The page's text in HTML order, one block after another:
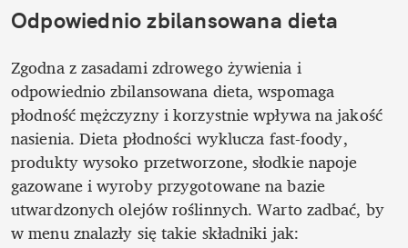
Odpowiednio zbilansowana dieta
Zgodna z zasadami zdrowego żywienia i
odpowiednio zbilansowana dieta, wspomaga
płodność mężczyzny i korzystnie wpływa na jakość
nasienia. Dieta płodności wyklucza fast-foody,
produkty wysoko przetworzone, słodkie napoje
gazowane i wyroby przygotowane na bazie
utwardzonych olejów roślinnych. Warto zadbać, by
w menu znalazły się takie składniki jak: